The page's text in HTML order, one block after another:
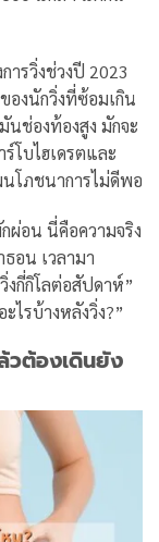
ารวิ่งช่วงปี 2023
องนักวิ่งที่ซ้อมเกิน
ช่องท้องสูง มักจะ
โบไฮเดรตและ
โภชนาการไม่ดีพอ
ผ่อน นี่คือความจริง
อน เวลามา
กี่กิโลต่อสัปดาห์”
รบ้างหลังวิ่ง?”
วต้องเดินยัง